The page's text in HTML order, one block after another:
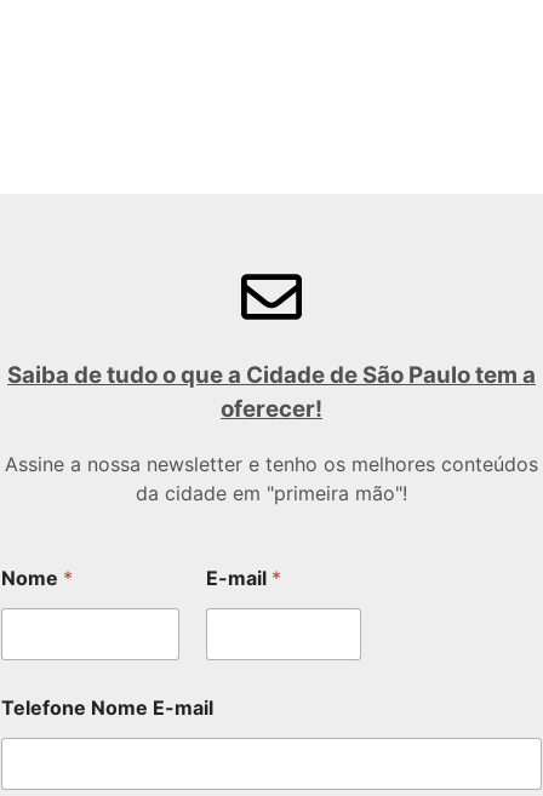
Saiba de tudo o que a Cidade de São Paulo tem a
oferecer!
Assine a nossa newsletter e tenho os melhores conteúdos
da cidade em "primeira mão"!
Nome * E-mail *
Telefone Nome E-mail